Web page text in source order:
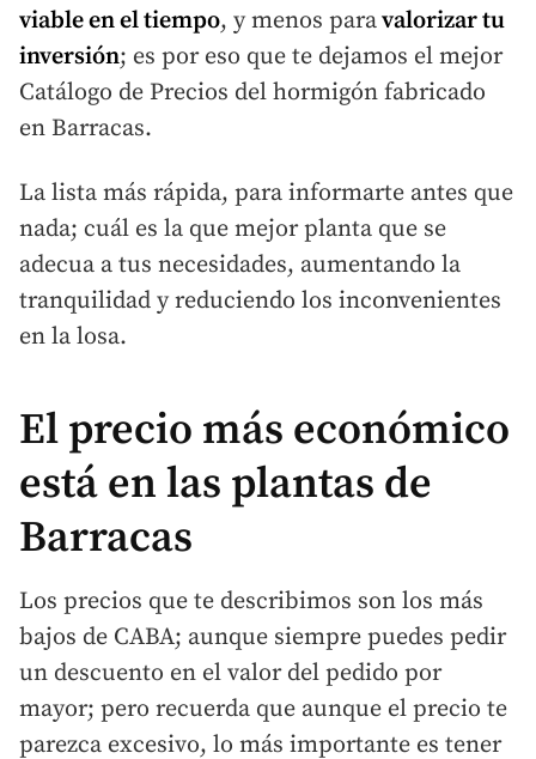
viable en el tiempo, y menos paravalorizar tu
inversión; es por eso que te dejamos el mejor
Catálogo de Precios del hormigón fabricado
en Barracas.
La lista más rápida, para informarte antes que
nada; cuál es la que mejor planta que se
adecua a tus necesidades, aumentando la
tranquilidad y reduciendo los inconvenientes
en la losa.
El precio más económico
está en las plantas de
Barracas
Los precios que te describimos son los más
bajos de CABA; aunque siempre puedes pedir
un descuento en el valor del pedido por
mayor; pero recuerda que aunque el precio te
parezca excesivo, lo más importante es tener